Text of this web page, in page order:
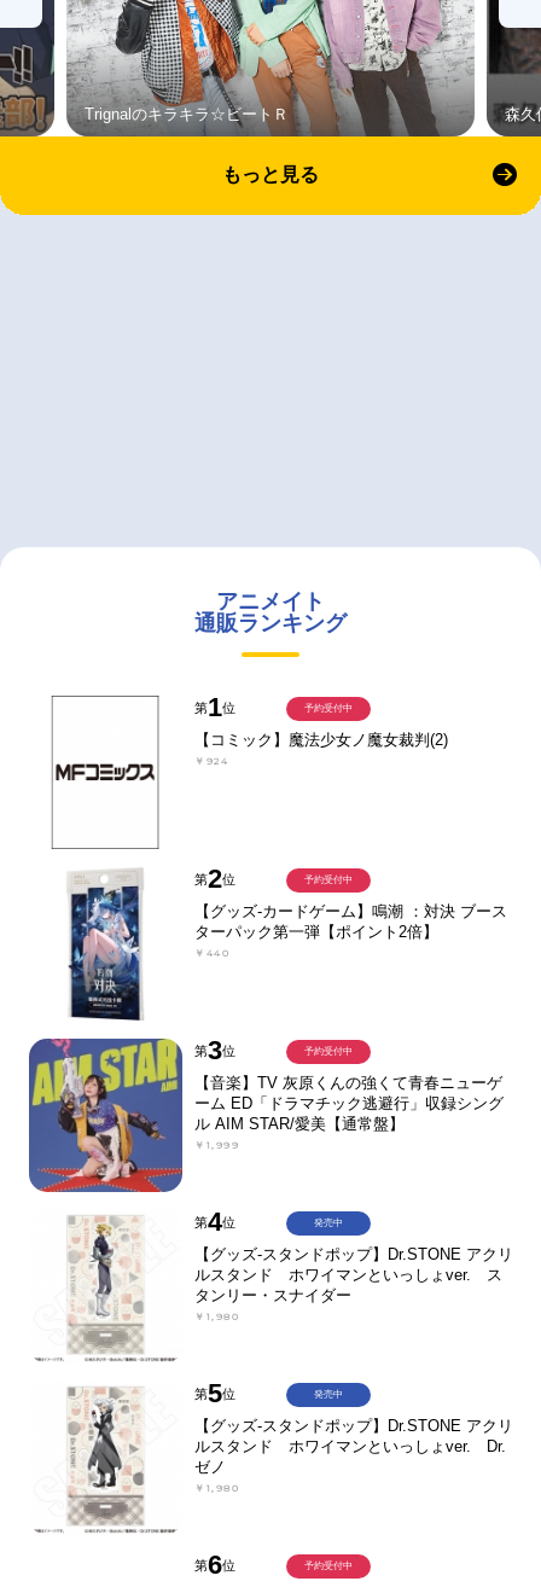
Trignalのキラキラ☆ビートＲ 森久
もっと見る
アニメイト
通販ランキング
第1位
【コミック】魔法少女ノ魔女裁判(2)
￥924
予約受付中
第2位
【グッズ-カードゲーム】鳴潮 ：対決 ブース
ターパック第一弾【ポイント2倍】
￥440
予約受付中
第3位
【音楽】TV 灰原くんの強くて青春ニューゲ
ーム ED「ドラマチック逃避行」収録シング
ル AIM STAR/愛美【通常盤】
￥1,999
予約受付中
第4位
【グッズ-スタンドポップ】Dr.STONE アクリ
ルスタンド ホワイマンといっしょver. ス
タンリー・スナイダー
￥1,980
発売中
第5位
【グッズ-スタンドポップ】Dr.STONE アクリ
ルスタンド ホワイマンといっしょver. Dr.
ゼノ
￥1,980
発売中
第6位 予約受付中